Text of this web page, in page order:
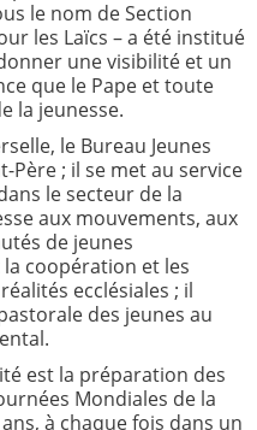
le nom de Section
les Laïcs – a été institué
une visibilité et un
que le Pape et toute
la jeunesse.
le Bureau Jeunes
Père ; il se met au service
le secteur de la
aux mouvements, aux
de jeunes
coopération et les
ecclésiales ; il
des jeunes au
est la préparation des
Mondiales de la
ans, à chaque fois dans un